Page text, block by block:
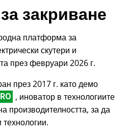
закриване
платформа за
скутери и
през февруари 2026 г.
през 2017 г. като демо
, иноватор в технологиите
производителността, за да